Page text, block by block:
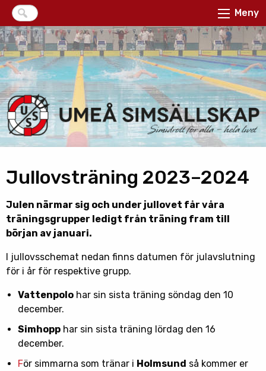
Meny
Jullovsträning 2023–2024
Julen närmar sig och under jullovet får våra
träningsgrupper ledigt från träning fram till
början av januari.
I jullovsschemat nedan finns datumen för julavslutning
för i år för respektive grupp.
Vattenpolo har sin sista träning söndag den 10
december.
Simhopp har sin sista träning lördag den 16
december.
För simmarna som tränar i Holmsund så kommer er